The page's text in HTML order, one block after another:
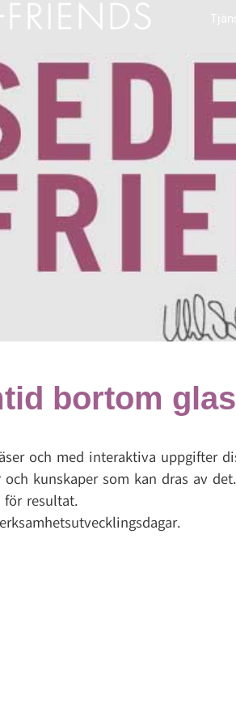
bortom
och med interaktiva uppgifter
kunskaper som kan dras av
resultat.